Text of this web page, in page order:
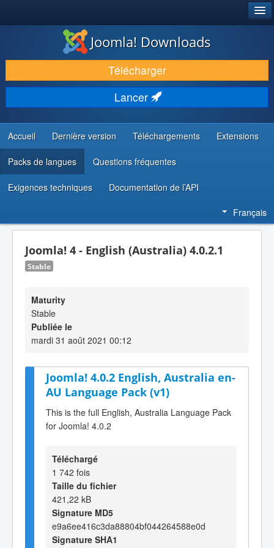
TÉLÉCHARGER & ÉTENDRE
DÉCOUVRIR & APPRENDRE
COMMUNAUTÉ & SUPPORT
RESSOURCES DÉVELOPPEURS
Joomla! Downloads
Télécharger
Lancer
Accueil Dernière version Téléchargements Extensions
Packs de langues Questions fréquentes
Exigences techniques Documentation de l’API
Français
Joomla! 4 - English (Australia) 4.0.2.1
Stable
Maturity
Stable
Publiée le
mardi 31 août 2021 00:12
Joomla! 4.0.2 English, Australia en-
AU Language Pack (v1)
This is the full English, Australia Language Pack
for Joomla! 4.0.2
Téléchargé
1 742 fois
Taille du fichier
421,22 kB
Signature MD5
e9a6ee416c3da88804bf044264588e0d
Signature SHA1